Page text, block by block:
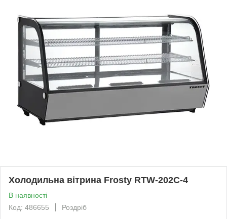
Холодильна вітрина Frosty RTW-202C-4
В наявності
Код: 486655
Роздріб